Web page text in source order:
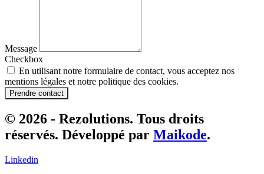
Message
Checkbox
En utilisant notre formulaire de contact, vous acceptez nos
mentions légales et notre politique des cookies.
Prendre contact
© 2026 - Rezolutions. Tous droits
réservés. Développé par Maikode.
Linkedin